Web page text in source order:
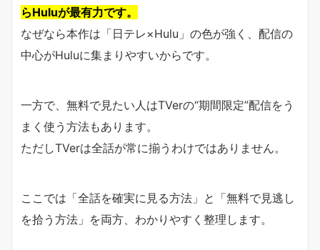
らHuluが最有力です。
なぜなら本作は「日テレ×Hulu」の色が強く、配信の
中心がHuluに集まりやすいからです。
一方で、無料で見たい人はTVerの“期間限定”配信をう
まく使う方法もあります。
ただしTVerは全話が常に揃うわけではありません。
ここでは「全話を確実に見る方法」と「無料で見逃し
を拾う方法」を両方、わかりやすく整理します。